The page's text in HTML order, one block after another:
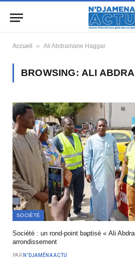
Accueil » Ali Abdramane Haggar
BROWSING: ALI
SOCIÉTÉ
Société : un rond-point baptisé « Ali
arrondissement
PAR N'DJAMÉNA ACTU